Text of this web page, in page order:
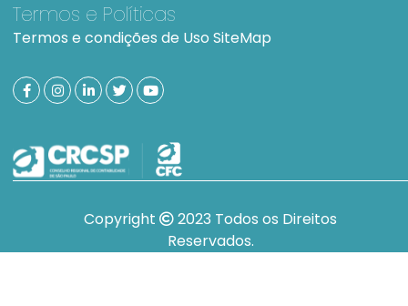
Termos e Políticas
Termos e condições de Uso SiteMap
Copyright
2023 Todos os Direitos
Reservados.